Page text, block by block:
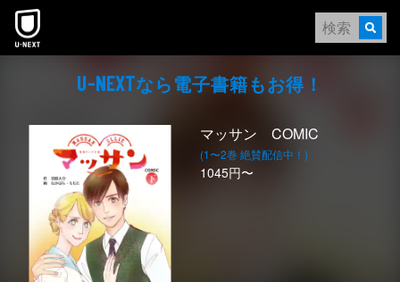
本文へスキップ
U-NEXTなら電⼦書籍もお得！
マッサン COMIC
(1〜2巻 絶賛配信中！)
1045円〜